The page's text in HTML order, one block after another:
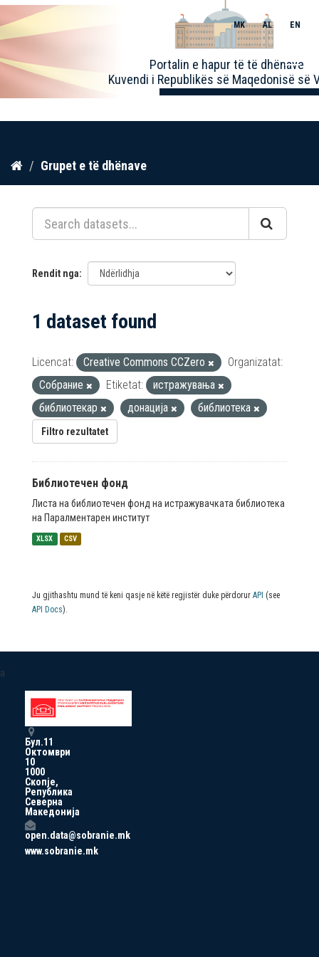
Kalo
përmbajtja
Portalin e hapur të të dhënave
Kuvendi i Republikës së Maqedonisë së
MK AL EN
Toggle
Grupet e të dhënave
Rendit nga
1 dataset found
Licencat: Creative Commons CCZero
Organizatat:
Собрание
Etiketat:
истражувања
библиотекар
донација библиотека
Filtro rezultatet
Библиотечен фонд
Листа на библиотечен фонд на истражувачката библиотека
на Паралментарен институт
XLSX CSV
Ju gjithashtu mund të keni qasje në këtë regjistër duke përdorur API (see
API Docs).
a
Бул.11
Октомври
10
1000
Скопје,
Република
Северна
Македонија
open.data@sobranie.mk
www.sobranie.mk